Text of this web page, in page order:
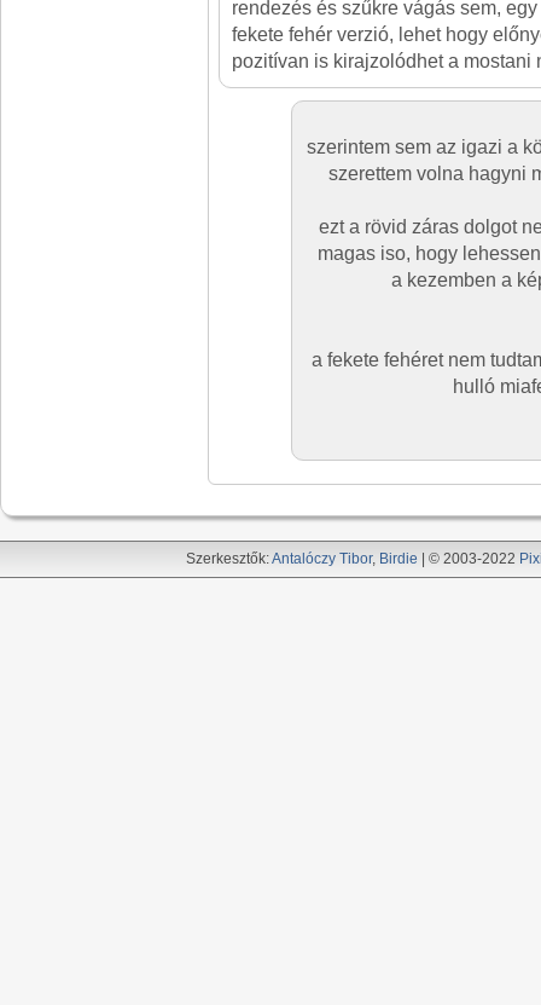
rendezés és szűkre vágás sem,
fekete fehér verzió, lehet hogy
pozitívan is kirajzolódhet a mostani
szerintem sem az igazi a
szerettem volna hagyni
ezt a rövid záras dolgot
magas iso, hogy
a kezemben a
a fekete fehéret nem
hulló
Szerkesztők:Antalóczy Tibor, Birdie | © 2003-2022